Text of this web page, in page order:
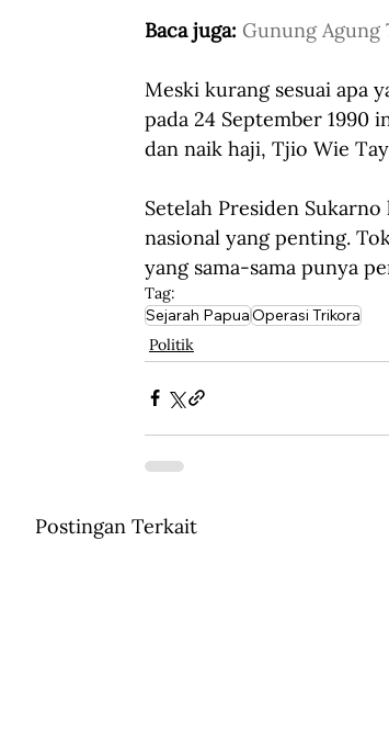
Baca juga: Gunung Agung
Meski kurang sesuai apa
pada 24 September 1990
dan naik haji, Tjio Wie
Setelah Presiden
nasional yang penting.
yang sama-sama punya
Tag:
Sejarah PapuaOperasi Trikora
Politik
Postingan Terkait